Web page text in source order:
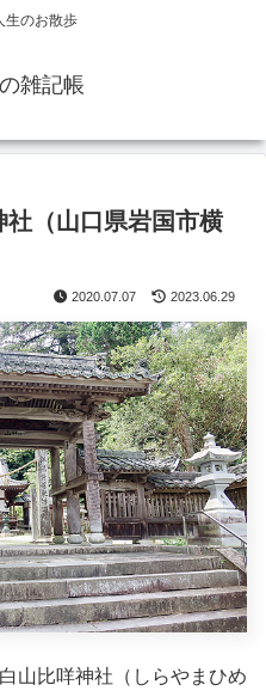
生のお散歩
雑記帳
（山口県岩国市横
2020.07.07 2023.06.29
山比咩神社（しらやまひめ